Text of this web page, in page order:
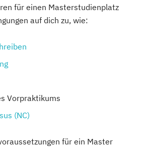
für einen Masterstudienplatz
auf dich zu, wie:
Vorpraktikums
(NC)
für ein Master